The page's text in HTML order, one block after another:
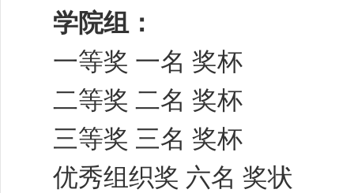
学院组：
一等奖 一名 奖杯
二等奖 二名 奖杯
三等奖 三名 奖杯
优秀组织奖 六名 奖状